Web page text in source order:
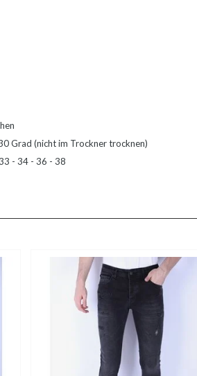
Grad (nicht im Trockner trocknen)
- 34 - 36 - 38